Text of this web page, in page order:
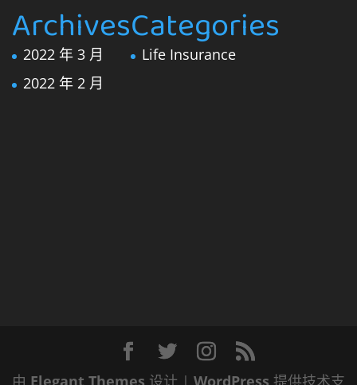
Archives
2022 年 3 月
2022 年 2 月
Categories
Life Insurance